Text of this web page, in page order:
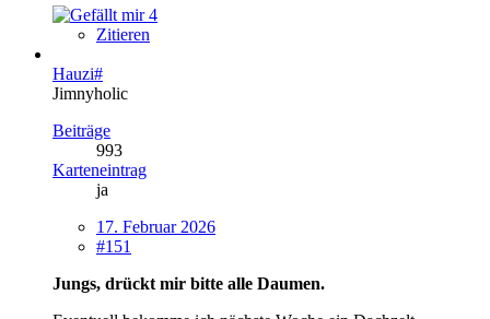
4
Zitieren
Hauzi#
Jimnyholic
Beiträge
993
Karteneintrag
ja
17. Februar 2026
#151
Jungs, drückt mir bitte alle Daumen.